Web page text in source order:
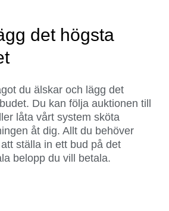
det högsta
du älskar och lägg det
Du kan följa auktionen till
låta vårt system sköta
åt dig. Allt du behöver
ställa in ett bud på det
belopp du vill betala.